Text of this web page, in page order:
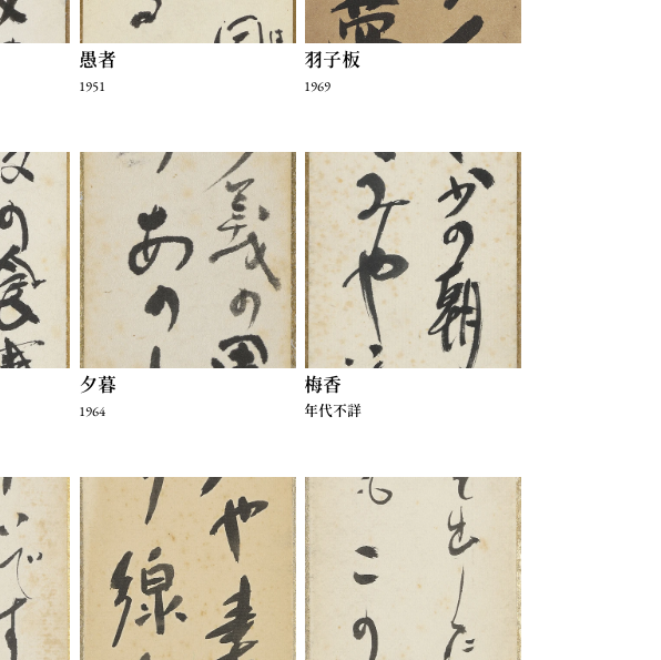
愚者
1951
羽子板
1969
夕暮
1964
梅香
年代不詳